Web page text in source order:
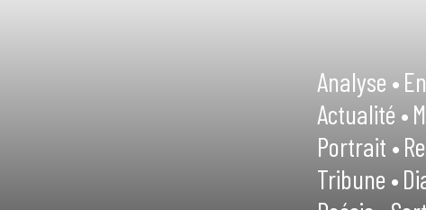
Analyse •
Actualité •
Portrait •
Tribune •